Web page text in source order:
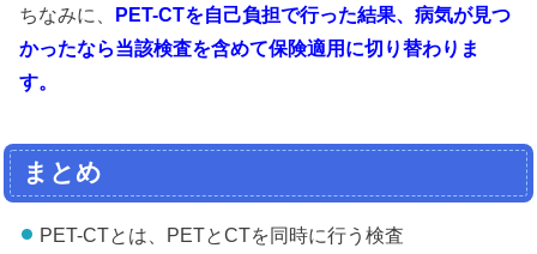
ちなみに、 PET-CTを自己負担で行った結果、病気が見つ
かったなら当該検査を含めて保険適用に切り替わりま
す。
まとめ
PET-CTとは、PETとCTを同時に行う検査